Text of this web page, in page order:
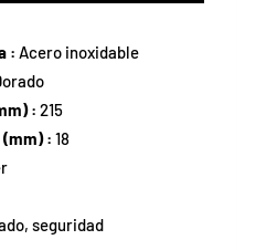
:Acero inoxidable
:215
(mm) :18
seguridad